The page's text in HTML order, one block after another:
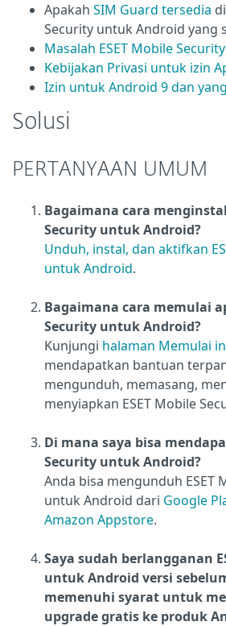
Apakah SIM Guard tersedia
Security untuk Android yang
Masalah ESET Mobile
Kebijakan Privasi untuk izin
Izin untuk Android 9 dan
Solusi
PERTANYAAN UMUM
Bagaimana cara menginstal
Security untuk Android?
Unduh, instal, dan aktifkan
untuk Android.
Bagaimana cara memulai
Security untuk Android?
Kunjungi halaman Memulai
mendapatkan bantuan
mengunduh, memasang,
menyiapkan ESET Mobile
Di mana saya bisa
Security untuk Android?
Anda bisa mengunduh ESET
untuk Android dari Google
Amazon Appstore.
Saya sudah berlangganan
untuk Android versi
memenuhi syarat untuk
upgrade gratis ke produk